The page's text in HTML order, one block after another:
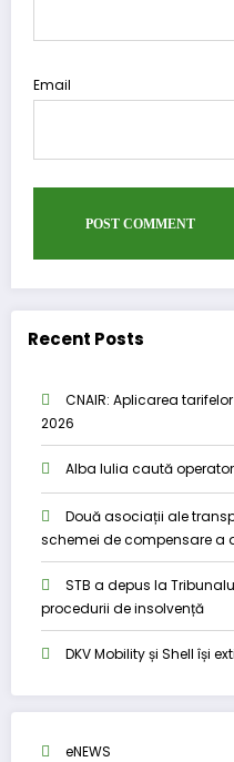
Email
Recent Posts
CNAIR: Aplicarea
2026
Alba Iulia caută
Două asociații ale
schemei de compensare a
STB a depus la
procedurii de insolvență
DKV Mobility și Shell își
eNEWS